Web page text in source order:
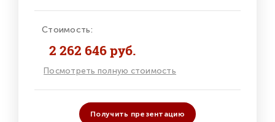
Стоимость:
2 262 646 руб.
Посмотреть полную стоимость
Получить презентацию